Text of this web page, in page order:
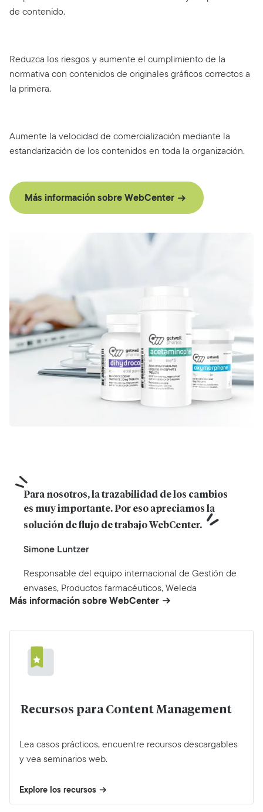
de contenido.
Reduzca los riesgos y aumente el cumplimiento de la
normativa con contenidos de originales gráficos correctos a
la primera.
Aumente la velocidad de comercialización mediante la
estandarización de los contenidos en toda la organización.
Más información sobre WebCenter
Para nosotros, la trazabilidad de los cambios
es muy importante. Por eso apreciamos la
solución de flujo de trabajo WebCenter.
Simone Luntzer
Responsable del equipo internacional de Gestión de
envases, Productos farmacéuticos, Weleda
Más información sobre WebCenter
Recursos para Content Management
Lea casos prácticos, encuentre recursos descargables
y vea seminarios web.
Explore los recursos